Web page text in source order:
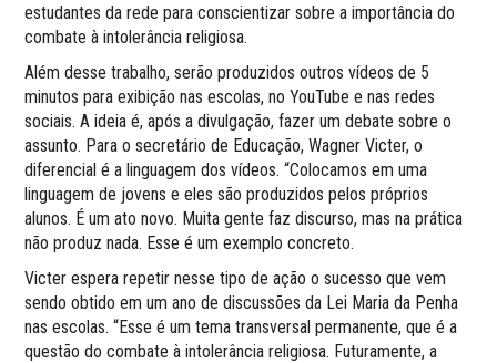
estudantes da rede para conscientizar sobre a importância do
combate à intolerância religiosa.
Além desse trabalho, serão produzidos outros vídeos de 5
minutos para exibição nas escolas, no YouTube e nas redes
sociais. A ideia é, após a divulgação, fazer um debate sobre o
assunto. Para o secretário de Educação, Wagner Victer, o
diferencial é a linguagem dos vídeos. “Colocamos em uma
linguagem de jovens e eles são produzidos pelos próprios
alunos. É um ato novo. Muita gente faz discurso, mas na prática
não produz nada. Esse é um exemplo concreto.
Victer espera repetir nesse tipo de ação o sucesso que vem
sendo obtido em um ano de discussões da Lei Maria da Penha
nas escolas. “Esse é um tema transversal permanente, que é a
questão do combate à intolerância religiosa. Futuramente, a